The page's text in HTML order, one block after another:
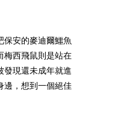
帯電話認証ウィン
住所に配送されま
保安的麥迪爾鱷魚
梅西飛鼠則是站在
發現還未成年就進
邊，想到一個絕佳